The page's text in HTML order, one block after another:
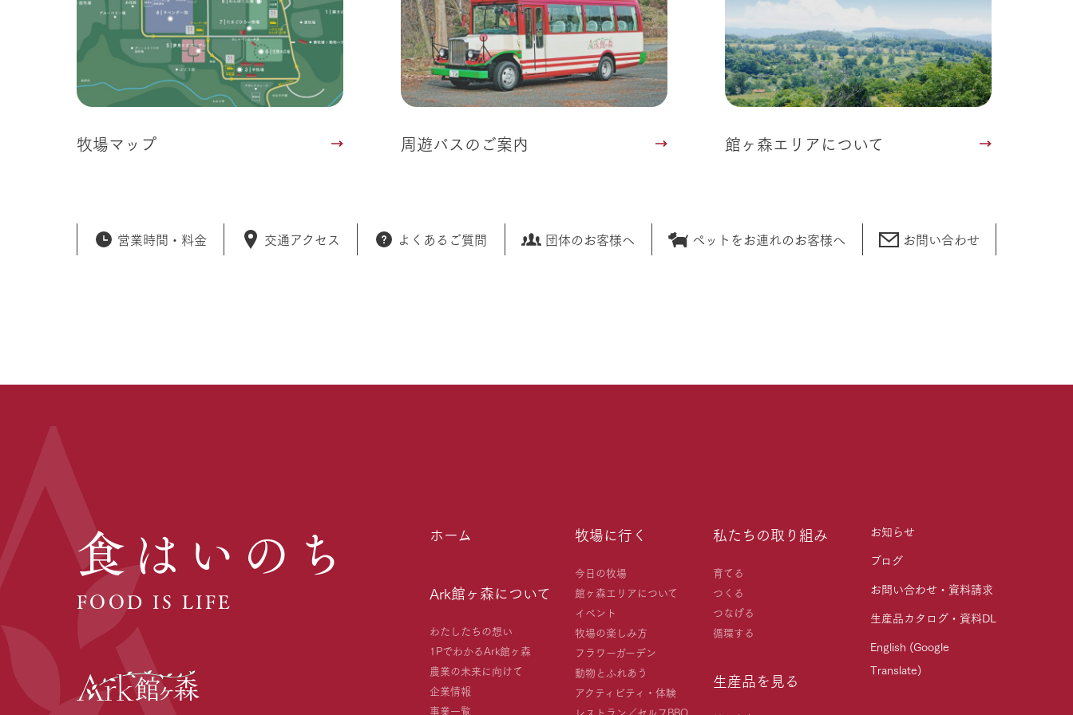
牧場マップ 周遊バスのご案内 館ヶ森エリアについて
営業時間・料金 交通アクセス よくあるご質問 団体のお客様へ ペットをお連れのお客様へ お問い合わせ
食はいのち
FOOD IS LIFE
ホーム
Ark館ヶ森について
わたしたちの想い
1PでわかるArk館ヶ森
農業の未来に向けて
企業情報
事業一覧
牧場に行く
今日の牧場
館ヶ森エリアについて
イベント
牧場の楽しみ方
フラワーガーデン
動物とふれあう
アクティビティ・体験
私たちの取り組み
育てる
つくる
つなげる
循環する
生産品を見る
お知らせ
ブログ
お問い合わせ・資料請求
生産品カタログ・資料DL
English (Google
Translate)